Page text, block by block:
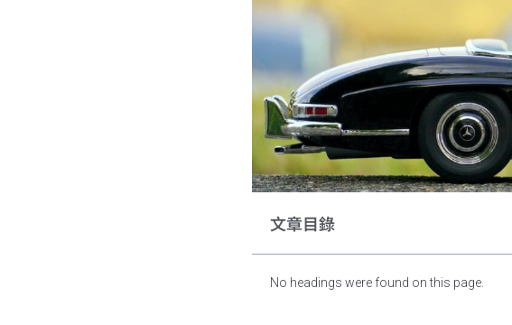
文章目錄
No headings were found on this page.